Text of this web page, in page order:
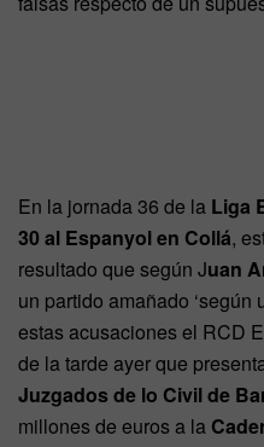
En la jornada 36 de la Liga
30 al Espanyol en Collá,
resultado que según Juan
un partido amañado ‘según
estas acusaciones el RCD
de la tarde ayer que
Juzgados de lo Civil de
millones de euros a la